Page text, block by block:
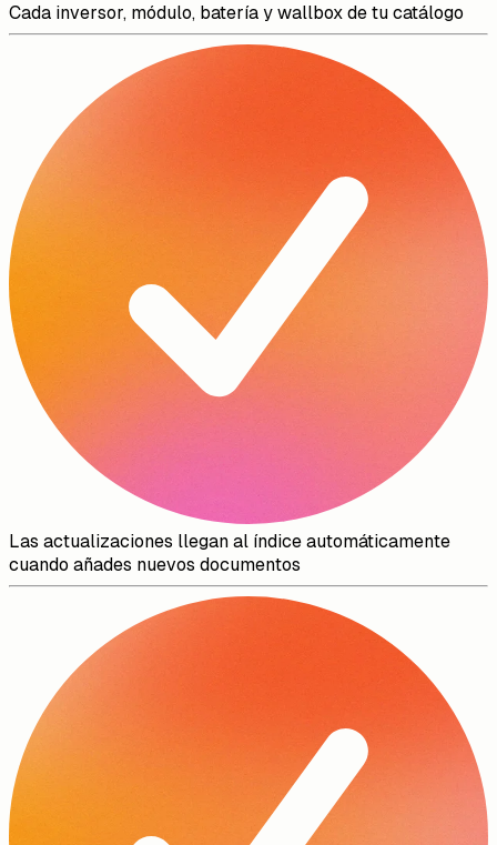
Cada inversor, módulo, batería y wallbox de tu catálogo
Las actualizaciones llegan al índice automáticamente
cuando añades nuevos documentos